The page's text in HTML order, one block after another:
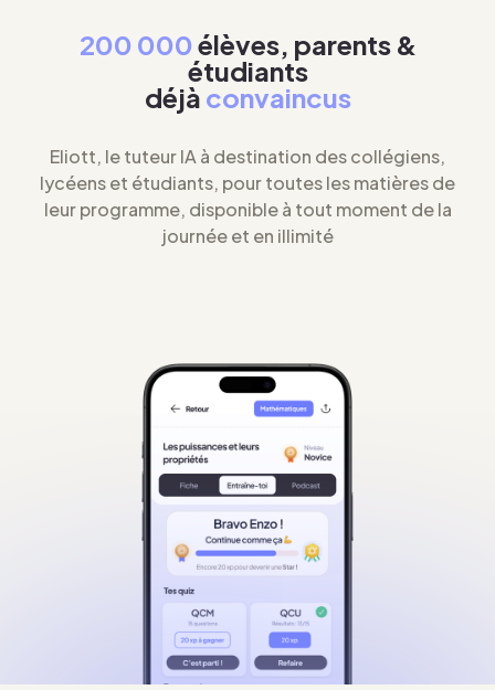
200 000élèves, parents &
étudiants
déjà convaincus
Eliott, le tuteur IA à destination des collégiens,
lycéens et étudiants, pour toutes les matières de
leur programme, disponible à tout moment de la
journée et en illimité